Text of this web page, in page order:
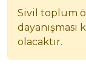
Sivil toplum
olacaktır.